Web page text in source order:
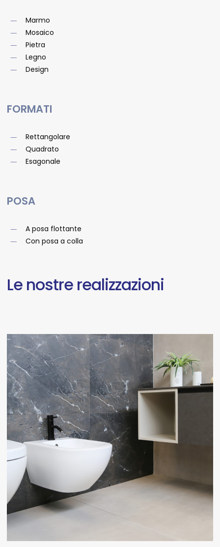
Marmo
Mosaico
Pietra
Legno
Design
FORMATI
Rettangolare
Quadrato
Esagonale
POSA
A posa flottante
Con posa a colla
Le nostre realizzazioni